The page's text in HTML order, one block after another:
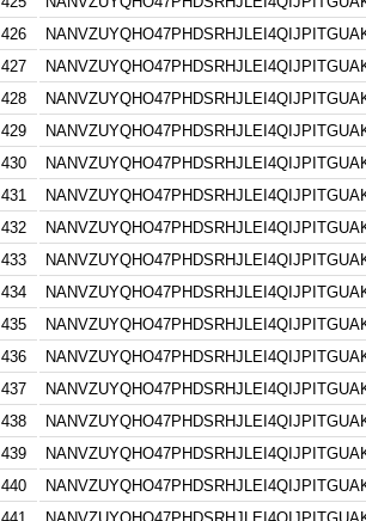
426
427
428
429
430
431
432
433
434
435
436
437
438
439
440